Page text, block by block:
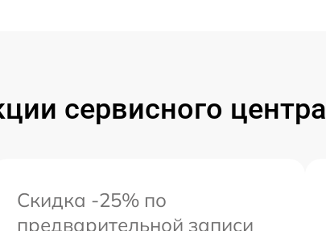
сервисного центра
Скидка -25% по
предварительной записи